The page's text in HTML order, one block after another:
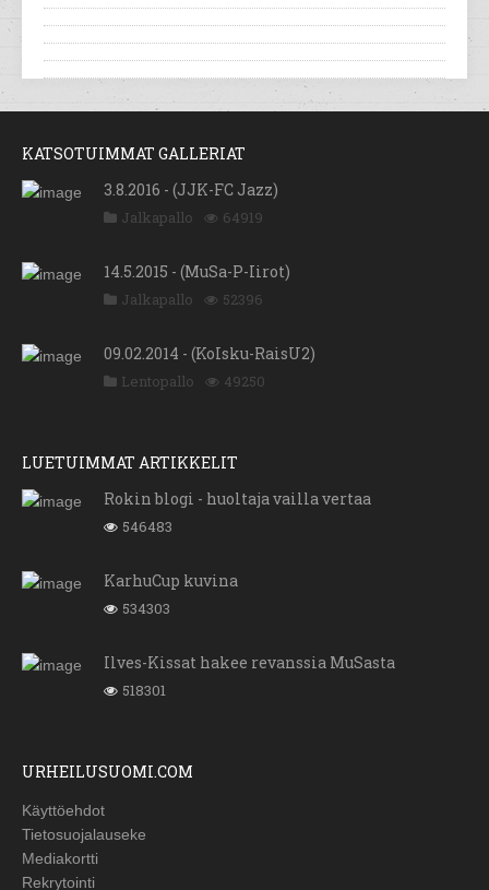
KATSOTUIMMAT GALLERIAT
3.8.2016 - (JJK-FC Jazz)
Jalkapallo 64919
14.5.2015 - (MuSa-P-Iirot)
Jalkapallo 52396
09.02.2014 - (KoIsku-RaisU2)
Lentopallo 49250
LUETUIMMAT ARTIKKELIT
Rokin blogi - huoltaja vailla vertaa
546483
KarhuCup kuvina
534303
Ilves-Kissat hakee revanssia MuSasta
518301
URHEILUSUOMI.COM
Käyttöehdot
Tietosuojalauseke
Mediakortti
Rekrytointi